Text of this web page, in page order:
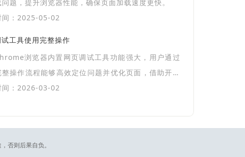
问题，提升浏览器性能，确保页面加载速度更快。
间：2025-05-02
工具使用完整操作
浏览器内置网页调试工具功能强大，用户通过
整操作流程能够高效定位问题并优化页面，借助开发
功能可提升前端调试效率与整体开发质量。
间：2026-03-02
否则后果自负。